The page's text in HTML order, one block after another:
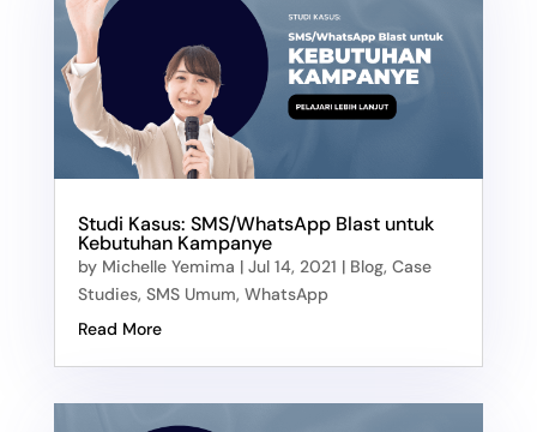
Studi Kasus: SMS/WhatsApp Blast untuk
Kebutuhan Kampanye
by Michelle Yemima | Jul 14, 2021 | Blog, Case
Studies, SMS Umum, WhatsApp
Read More